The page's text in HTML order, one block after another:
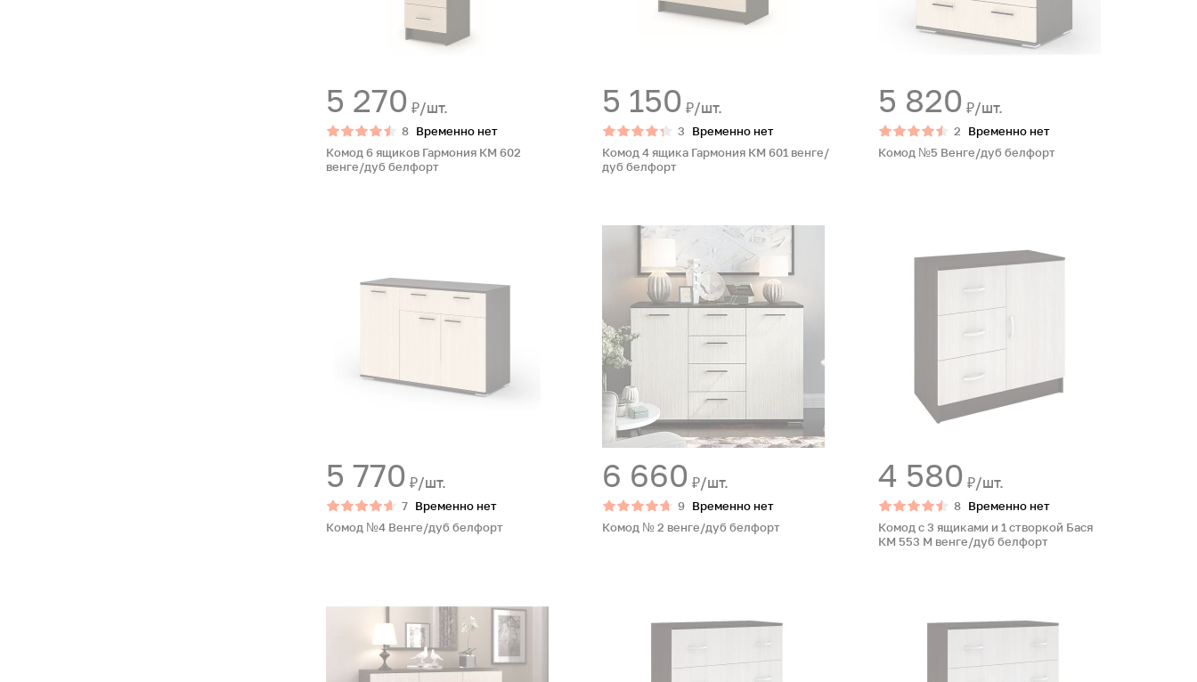
5 270 ₽/шт.
8 Временно нет
Комод 6 ящиков Гармония КМ 602
венге/дуб белфорт
5 150 ₽/шт.
3
Временно нет
Комод 4 ящика Гармония КМ 601 венге/
дуб белфорт
5 820 ₽/шт.
2
Временно нет
Комод №5 Венге/дуб белфорт
5 770 ₽/шт.
7 Временно нет
Комод №4 Венге/дуб белфорт
6 660 ₽/шт.
9 Временно нет
Комод № 2 венге/дуб белфорт
4 580 ₽/шт.
8 Временно нет
Комод с 3 ящиками и 1 створкой Бася
КМ 553 М венге/дуб белфорт